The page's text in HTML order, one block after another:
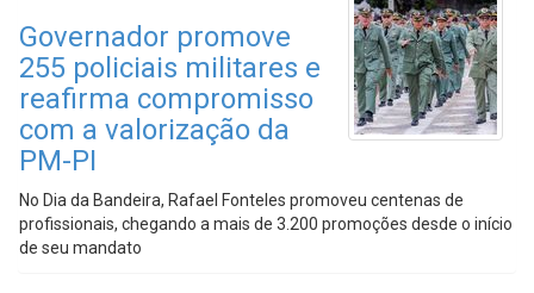
Governador promove
255 policiais militares e
reafirma compromisso
com a valorização da
PM-PI
No Dia da Bandeira, Rafael Fonteles promoveu centenas de
profissionais, chegando a mais de 3.200 promoções desde o início
de seu mandato